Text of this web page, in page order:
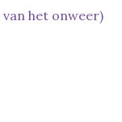
het onweer)